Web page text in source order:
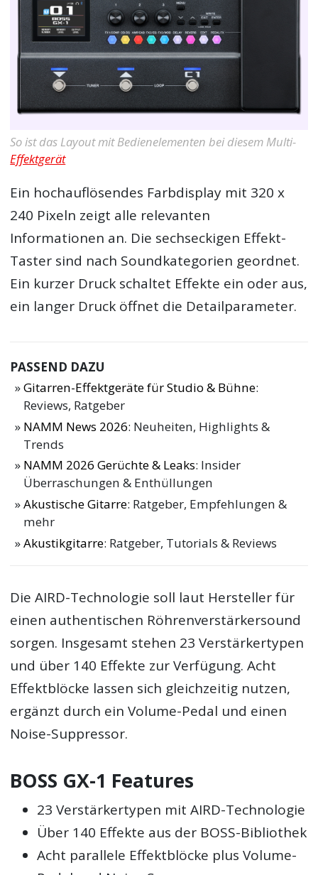
So ist das Layout mit Bedienelementen bei diesem Multi-
Effektgerät
Ein hochauflösendes Farbdisplay mit 320 x
240 Pixeln zeigt alle relevanten
Informationen an. Die sechseckigen Effekt-
Taster sind nach Soundkategorien geordnet.
Ein kurzer Druck schaltet Effekte ein oder aus,
ein langer Druck öffnet die Detailparameter.
PASSEND DAZU
Gitarren-Effektgeräte für Studio & Bühne:
Reviews, Ratgeber
NAMM News 2026: Neuheiten, Highlights &
Trends
NAMM 2026 Gerüchte & Leaks: Insider
Überraschungen & Enthüllungen
Akustische Gitarre: Ratgeber, Empfehlungen &
mehr
Akustikgitarre: Ratgeber, Tutorials & Reviews
Die AIRD-Technologie soll laut Hersteller für
einen authentischen Röhrenverstärkersound
sorgen. Insgesamt stehen 23 Verstärkertypen
und über 140 Effekte zur Verfügung. Acht
Effektblöcke lassen sich gleichzeitig nutzen,
ergänzt durch ein Volume-Pedal und einen
Noise-Suppressor.
BOSS GX-1 Features
23 Verstärkertypen mit AIRD-Technologie
Über 140 Effekte aus der BOSS-Bibliothek
Acht parallele Effektblöcke plus Volume-